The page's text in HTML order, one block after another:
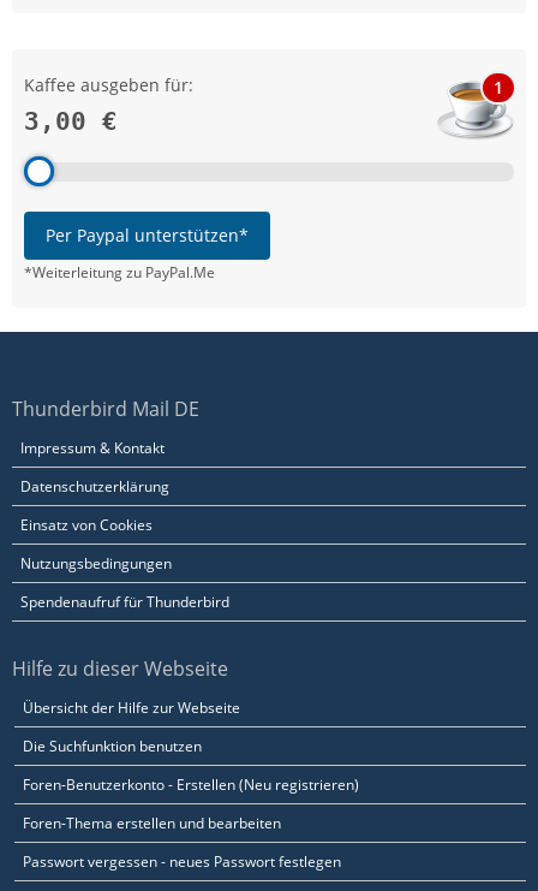
Kaffee ausgeben für:
3,00 €
1
Per Paypal unterstützen*
*Weiterleitung zu PayPal.Me
Thunderbird Mail DE
Impressum & Kontakt
Datenschutzerklärung
Einsatz von Cookies
Nutzungsbedingungen
Spendenaufruf für Thunderbird
Hilfe zu dieser Webseite
Übersicht der Hilfe zur Webseite
Die Suchfunktion benutzen
Foren-Benutzerkonto - Erstellen (Neu registrieren)
Foren-Thema erstellen und bearbeiten
Passwort vergessen - neues Passwort festlegen